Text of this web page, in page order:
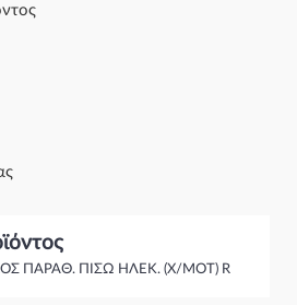
ΠΑΡΑΘ. ΠΙΣΩ ΗΛΕΚ. (Χ/ΜΟΤ) R